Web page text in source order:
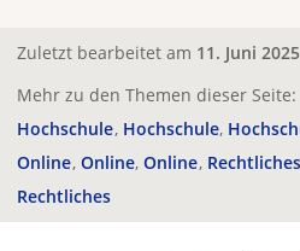
Zuletzt bearbeitet am 11. Juni 2025
Mehr zu den Themen dieser Seite:
Hochschule Hochschule
Online Online Online
Rechtliches